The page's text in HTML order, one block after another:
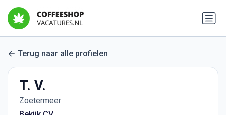
Terug naar alle profielen
T. V.
Zoetermeer